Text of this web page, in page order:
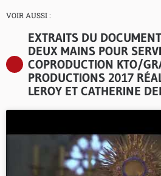
VOIR AUSSI :
EXTRAITS DU
DEUX MAINS POUR
COPRODUCTION KTO/
PRODUCTIONS 2017
LEROY ET CATHERINE